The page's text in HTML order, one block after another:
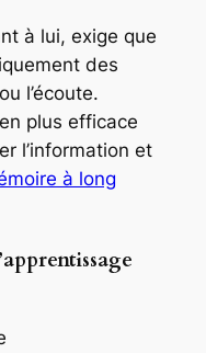
à lui, exige que
des
l’écoute.
plus efficace
l’information et
à long